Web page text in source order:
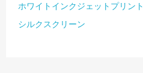
ホワイトインクジェットプリント
シルクスクリーン